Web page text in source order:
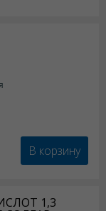
В корзину
1,3